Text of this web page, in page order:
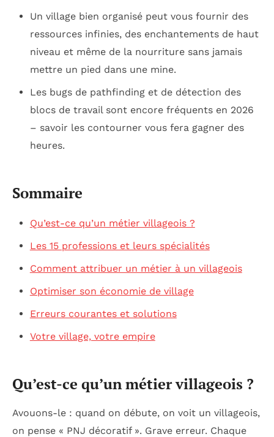
Un village bien organisé peut vous fournir des
ressources infinies, des enchantements de haut
niveau et même de la nourriture sans jamais
mettre un pied dans une mine.
Les bugs de pathfinding et de détection des
blocs de travail sont encore fréquents en 2026
– savoir les contourner vous fera gagner des
heures.
Sommaire
Qu’est-ce qu’un métier villageois ?
Les 15 professions et leurs spécialités
Comment attribuer un métier à un villageois
Optimiser son économie de village
Erreurs courantes et solutions
Votre village, votre empire
Qu’est-ce qu’un métier villageois ?
Avouons-le : quand on débute, on voit un villageois,
on pense « PNJ décoratif ». Grave erreur. Chaque